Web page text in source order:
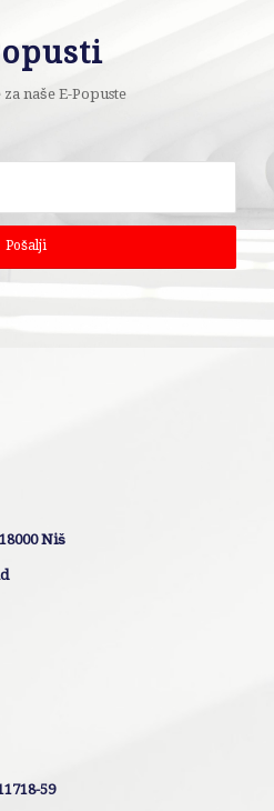
naše E-Popuste
Niš
59